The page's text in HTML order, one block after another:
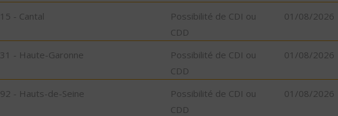
15 - Cantal
Possibilité de CDI ou
CDD
01/08/2026
31 - Haute-Garonne
Possibilité de CDI ou
CDD
01/08/2026
92 - Hauts-de-Seine
Possibilité de CDI ou
CDD
01/08/2026